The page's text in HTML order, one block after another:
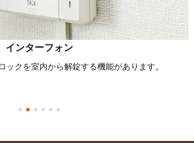
インターフォン
ックを室内から解錠する機能があります。